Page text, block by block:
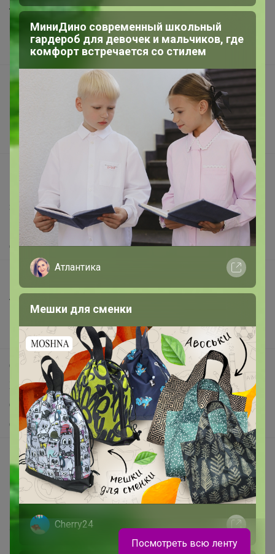
Торговые марки
Наша команда
В наличии
Подарочные сертификаты
Реклама на сайте
Написать в поддержку
Защита покупателя
Помощь
О нас
Все предложения
Анонсы
Новости
Поддержка альпак
Самое выгодное
Хиты продаж
Самое желанное
Самое быстрое
Начать зарабатывать с 24-ok
Picabox.ru - Лучшее место для ваших изображений
Розыгрыш - Генератор случайных чисел
Пульс нашего маркетплейса
Укорачиватель ссылок
МиниДино современный школьный
гардероб для девочек и мальчиков, где
комфорт встречается со стилем
Атлантика
Мешки для сменки
Cherry24
Посмотреть всю ленту